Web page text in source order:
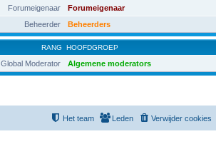
Forumeigenaar
Forumeigenaar
Beheerder
Beheerders
RANG HOOFDGROEP
Global Moderator Algemene moderators
Verwijder cookies
Leden
Het team